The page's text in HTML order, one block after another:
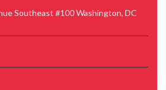
Southeast #100 Washington, DC